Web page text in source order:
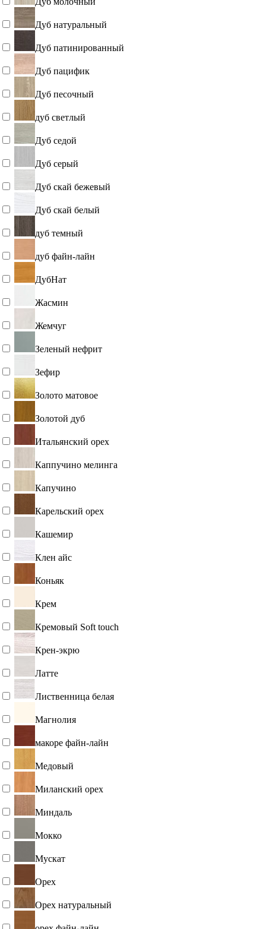
Дуб натуральный
Дуб патинированный
Дуб пацифик
Дуб песочный
дуб светлый
Дуб седой
Дуб серый
Дуб скай бежевый
Дуб скай белый
дуб темный
дуб файн-лайн
ДубНат
Жасмин
Жемчуг
Зеленый нефрит
Зефир
Золото матовое
Золотой дуб
Итальянский орех
Каппучино мелинга
Капучино
Карельский орех
Кашемир
Клен айс
Коньяк
Крем
Кремовый Soft touch
Крен-экрю
Латте
Лиственница белая
Магнолия
макоре файн-лайн
Медовый
Миланский орех
Миндаль
Мокко
Мускат
Орех
Орех натуральный